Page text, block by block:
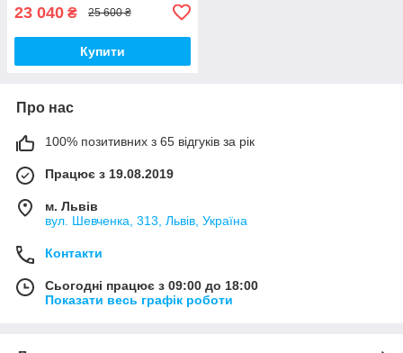
23 040 ₴ 25 600 ₴
Купити
Про нас
100% позитивних з 65 відгуків за рік
Працює з 19.08.2019
м. Львів
вул. Шевченка, 313, Львів, Україна
Контакти
Сьогодні працює з 09:00 до 18:00
Показати весь графік роботи